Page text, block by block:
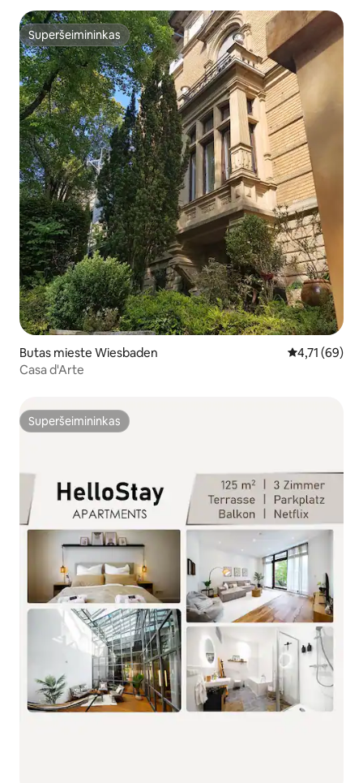
Superšeimininkas
Superšeimininkas
Butas mieste Wiesbaden Vidutinis
4,71 (69)
Casa d'Arte
Superšeimininkas
Superšeimininkas